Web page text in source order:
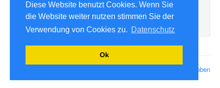
Diese Website benutzt Cookies. Wenn Sie
die Website weiter nutzen stimmen Sie der
Verwendung von Cookies zu. Datenschutz
Ok
Benutzername vergessen?
Passwort vergessen?
Nach oben